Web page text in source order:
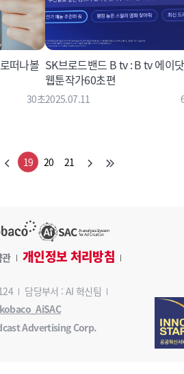
떠나볼
30초
SK브로드밴드 B tv : B tv 에이
웹툰작가60초편
2025.07.11
19 20 21
관 개인정보 처리방침
담당부서 : AI 혁신팀
kobaco_AiSAC
Advertising Corp.